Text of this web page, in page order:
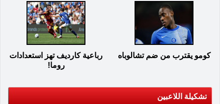
كومو يقترب من ضم تشالوباه
رباعية كارديف تهز استعدادات
روما!
تشكيلة اللاعبين